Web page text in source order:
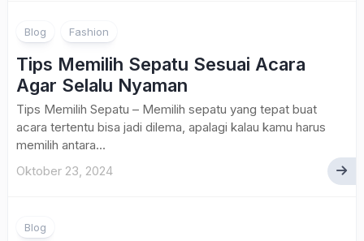
Blog Fashion
Tips Memilih Sepatu Sesuai Acara
Agar Selalu Nyaman
Tips Memilih Sepatu – Memilih sepatu yang tepat buat
acara tertentu bisa jadi dilema, apalagi kalau kamu harus
memilih antara...
Oktober 23, 2024
Blog